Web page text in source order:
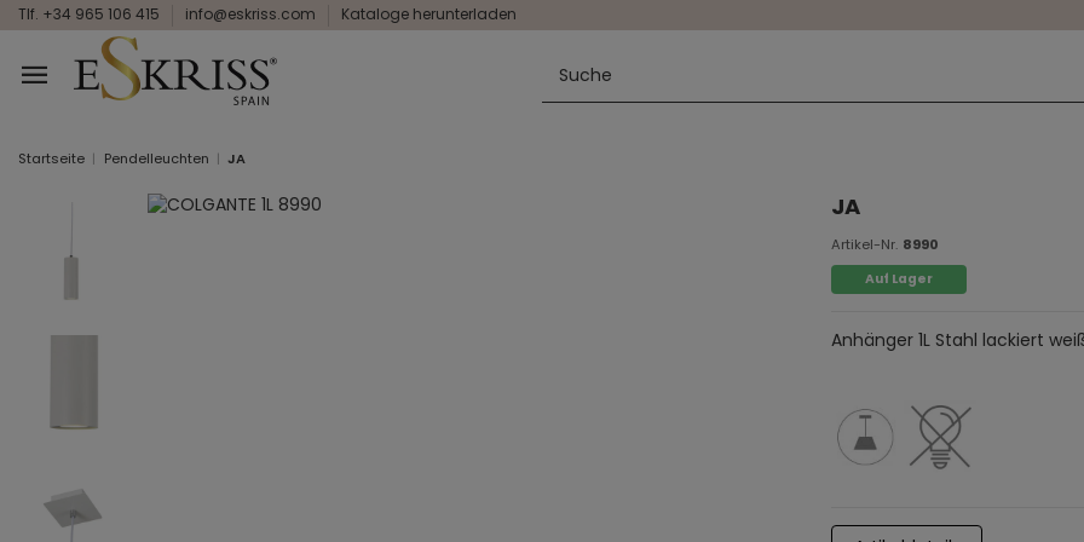
Tlf. +34 965 106 415 info@eskriss.com Kataloge herunterladen
Startseite Pendelleuchten JA
JA
Artikel-Nr. 8990
Auf Lager
Anhänger 1L Stahl lackiert